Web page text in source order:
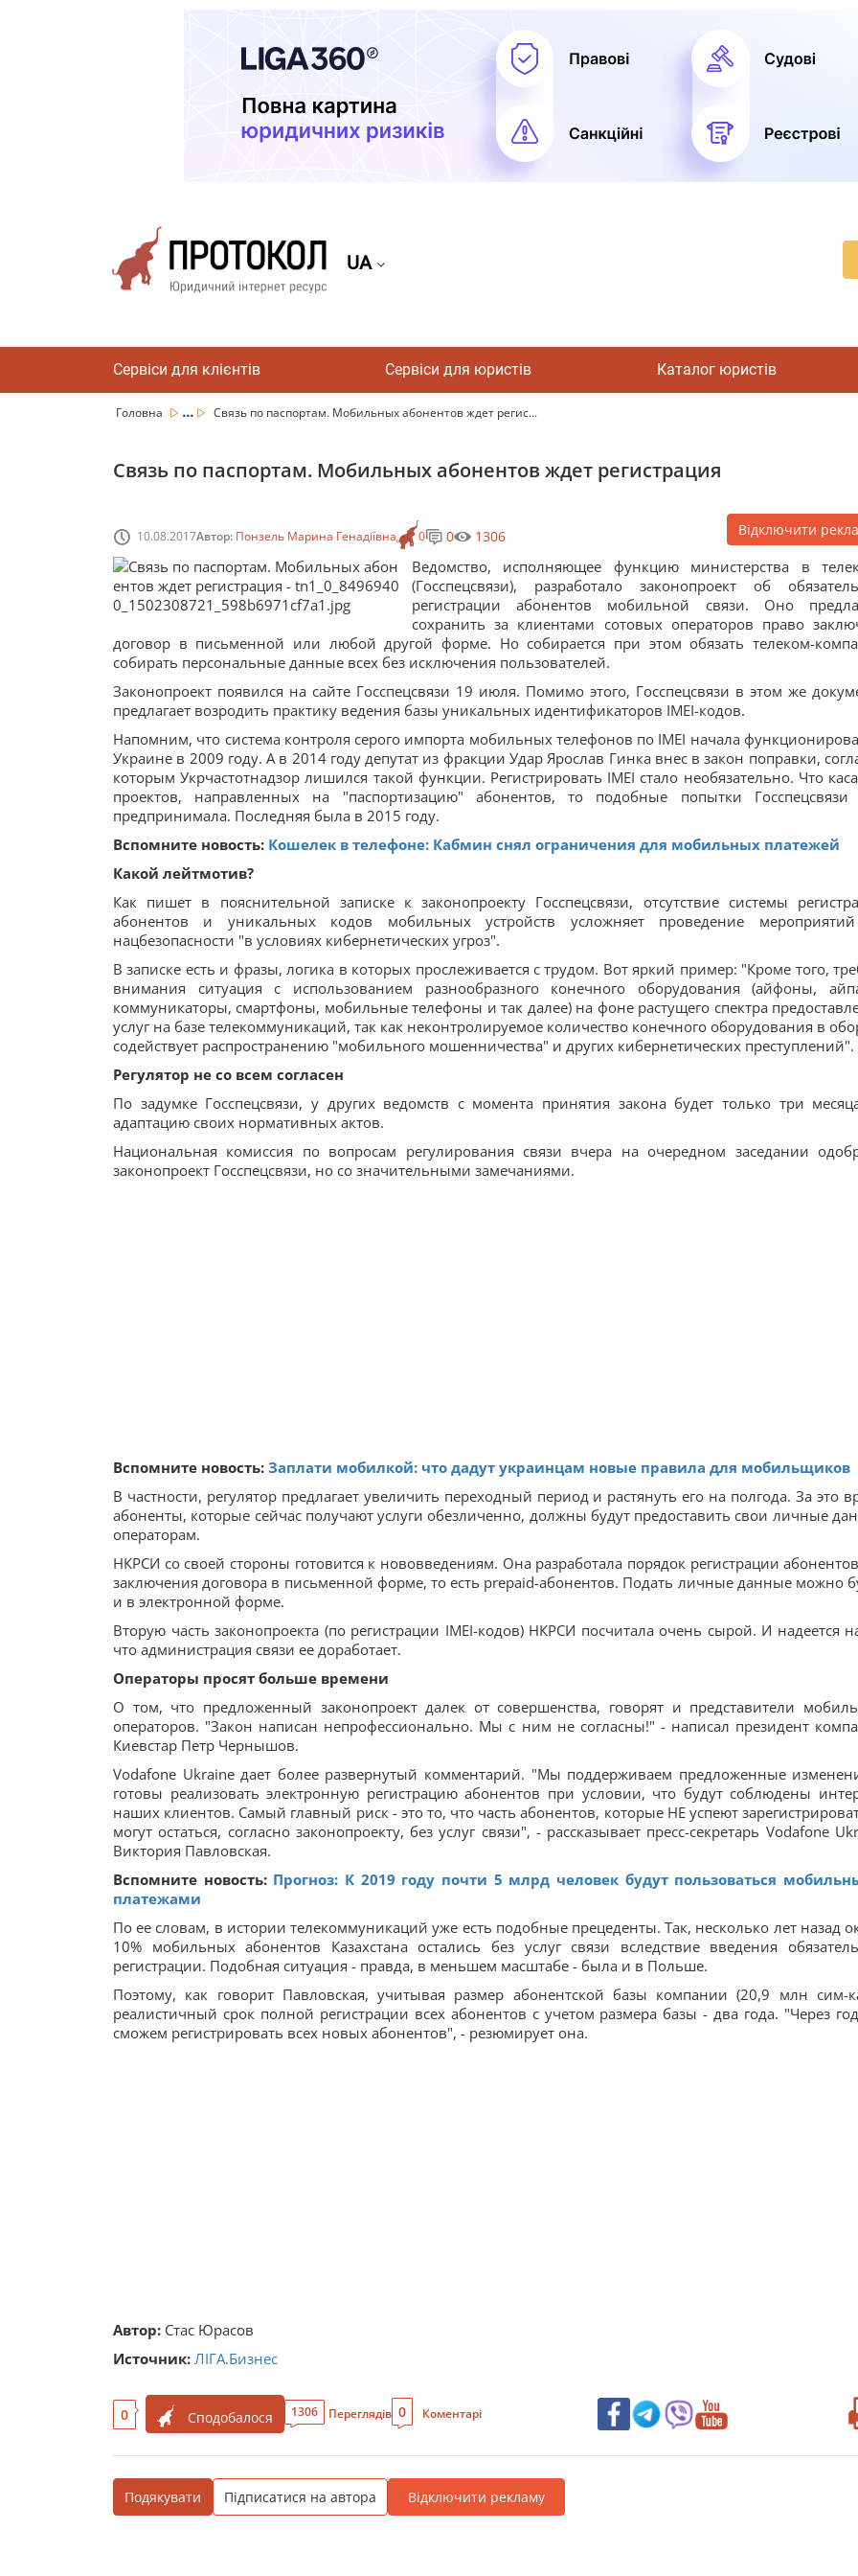
UA
Сервіси для клієнтів Сервіси для юристів Каталог юристів
Головна ... Связь по паспортам. Мобильных абонентов ждет регис...
Связь по паспортам. Мобильных абонентов ждет регистрация
10.08.2017Автор: Понзель Марина Генадіївна 0 0 1306 Відключити
Ведомство, исполняющее функцию министерства в
(Госспецсвязи), разработало законопроект об
регистрации абонентов мобильной связи. Оно
сохранить за клиентами сотовых операторов право
договор в письменной или любой другой форме. Но собирается при этом обязать телеком-
собирать персональные данные всех без исключения пользователей.
Законопроект появился на сайте Госспецсвязи 19 июля. Помимо этого, Госспецсвязи в этом же
предлагает возродить практику ведения базы уникальных идентификаторов IMEI-кодов.
Напомним, что система контроля серого импорта мобильных телефонов по IMEI начала
Украине в 2009 году. А в 2014 году депутат из фракции Удар Ярослав Гинка внес в закон поправки,
которым Укрчастотнадзор лишился такой функции. Регистрировать IMEI стало необязательно. Что
проектов, направленных на "паспортизацию" абонентов, то подобные попытки Госспецсвязи
предпринимала. Последняя была в 2015 году.
Вспомните новость: Кошелек в телефоне: Кабмин снял ограничения для мобильных платежей
Какой лейтмотив?
Как пишет в пояснительной записке к законопроекту Госспецсвязи, отсутствие системы
абонентов и уникальных кодов мобильных устройств усложняет проведение
нацбезопасности "в условиях кибернетических угроз".
В записке есть и фразы, логика в которых прослеживается с трудом. Вот яркий пример: "Кроме того,
внимания ситуация с использованием разнообразного конечного оборудования (айфоны,
коммуникаторы, смартфоны, мобильные телефоны и так далее) на фоне растущего спектра
услуг на базе телекоммуникаций, так как неконтролируемое количество конечного оборудования в
содействует распространению "мобильного мошенничества" и других кибернетических преступлений".
Регулятор не со всем согласен
По задумке Госспецсвязи, у других ведомств с момента принятия закона будет только три
адаптацию своих нормативных актов.
Национальная комиссия по вопросам регулирования связи вчера на очередном заседании
законопроект Госспецсвязи, но со значительными замечаниями.
Вспомните новость: Заплати мобилкой: что дадут украинцам новые правила для мобильщиков
В частности, регулятор предлагает увеличить переходный период и растянуть его на полгода. За это
абоненты, которые сейчас получают услуги обезличенно, должны будут предоставить свои личные
операторам.
НКРСИ со своей стороны готовится к нововведениям. Она разработала порядок регистрации
заключения договора в письменной форме, то есть prepaid-абонентов. Подать личные данные можно
и в электронной форме.
Вторую часть законопроекта (по регистрации IMEI-кодов) НКРСИ посчитала очень сырой. И надеется
что администрация связи ее доработает.
Операторы просят больше времени
О том, что предложенный законопроект далек от совершенства, говорят и представители
операторов. "Закон написан непрофессионально. Мы с ним не согласны!" - написал президент
Киевстар Петр Чернышов.
Vodafone Ukraine дает более развернутый комментарий. "Мы поддерживаем предложенные
готовы реализовать электронную регистрацию абонентов при условии, что будут соблюдены
наших клиентов. Самый главный риск - это то, что часть абонентов, которые НЕ успеют
могут остаться, согласно законопроекту, без услуг связи", - рассказывает пресс-секретарь Vodafone
Виктория Павловская.
Вспомните новость: Прогноз: К 2019 году почти 5 млрд человек будут пользоваться
платежами
По ее словам, в истории телекоммуникаций уже есть подобные прецеденты. Так, несколько лет назад
10% мобильных абонентов Казахстана остались без услуг связи вследствие введения
регистрации. Подобная ситуация - правда, в меньшем масштабе - была и в Польше.
Поэтому, как говорит Павловская, учитывая размер абонентской базы компании (20,9 млн сим-
реалистичный срок полной регистрации всех абонентов с учетом размера базы - два года. "Через
сможем регистрировать всех новых абонентов", - резюмирует она.
Автор: Стас Юрасов
Источник: ЛІГА.Бизнес
0 Сподобалося 1306 Переглядів 0 Коментарі
Подякувати Підписатися на автора Відключити рекламу